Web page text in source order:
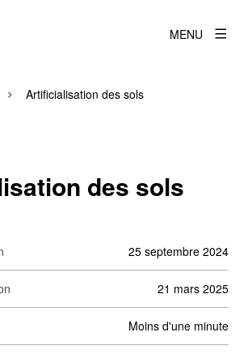
MENU
Artificialisation des sols
des sols
25 septembre 2024
21 mars 2025
moins d'une minute